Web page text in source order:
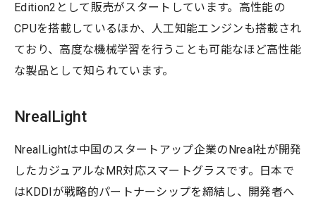
Edition2として販売がスタートしています。高性能の
CPUを搭載しているほか、人工知能エンジンも搭載され
ており、高度な機械学習を行うことも可能なほど高性能
な製品として知られています。
NrealLight
NrealLightは中国のスタートアップ企業のNreal社が開発
したカジュアルなMR対応スマートグラスです。日本で
はKDDIが戦略的パートナーシップを締結し、開発者へ